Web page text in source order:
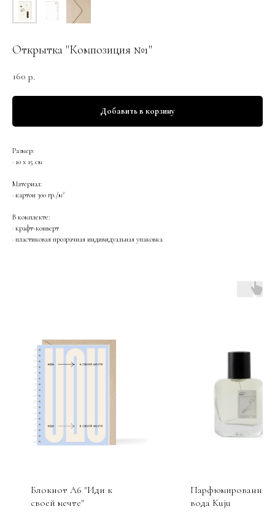
Открытка "Композиция №1"
160 р.
Добавить в корзину
Размер:
· 10 х 15 см
Материал:
· картон 300 гр./м²
В комплекте:
· крафт-конверт
· пластиковая прозрачная индивидуальная упаковка
Блокнот А6 "Иди к
своей мечте"
Парфюмированная
вода Kuju